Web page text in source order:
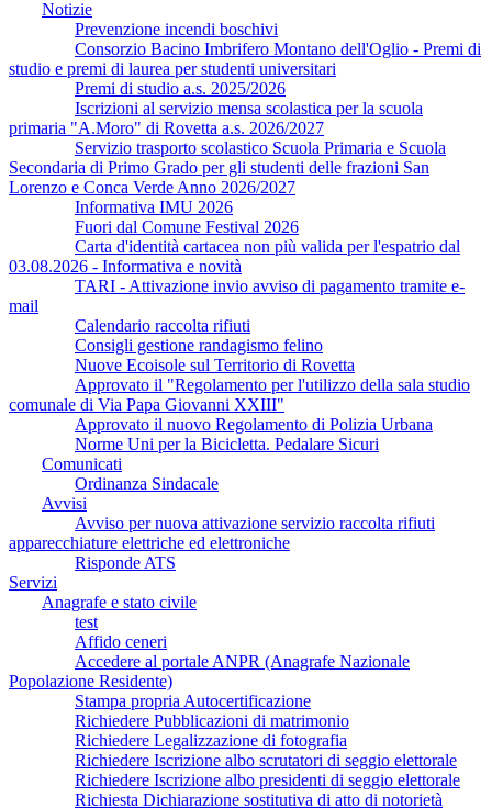
Notizie
Prevenzione incendi boschivi
Consorzio Bacino Imbrifero Montano dell'Oglio - Premi di
studio e premi di laurea per studenti universitari
Premi di studio a.s. 2025/2026
Iscrizioni al servizio mensa scolastica per la scuola
primaria "A.Moro" di Rovetta a.s. 2026/2027
Servizio trasporto scolastico Scuola Primaria e Scuola
Secondaria di Primo Grado per gli studenti delle frazioni San
Lorenzo e Conca Verde Anno 2026/2027
Informativa IMU 2026
Fuori dal Comune Festival 2026
Carta d'identità cartacea non più valida per l'espatrio dal
03.08.2026 - Informativa e novità
TARI - Attivazione invio avviso di pagamento tramite e-
mail
Calendario raccolta rifiuti
Consigli gestione randagismo felino
Nuove Ecoisole sul Territorio di Rovetta
Approvato il "Regolamento per l'utilizzo della sala studio
comunale di Via Papa Giovanni XXIII"
Approvato il nuovo Regolamento di Polizia Urbana
Norme Uni per la Bicicletta. Pedalare Sicuri
Comunicati
Ordinanza Sindacale
Avvisi
Avviso per nuova attivazione servizio raccolta rifiuti
apparecchiature elettriche ed elettroniche
Risponde ATS
Servizi
Anagrafe e stato civile
test
Affido ceneri
Accedere al portale ANPR (Anagrafe Nazionale
Popolazione Residente)
Stampa propria Autocertificazione
Richiedere Pubblicazioni di matrimonio
Richiedere Legalizzazione di fotografia
Richiedere Iscrizione albo scrutatori di seggio elettorale
Richiedere Iscrizione albo presidenti di seggio elettorale
Richiesta Dichiarazione sostitutiva di atto di notorietà